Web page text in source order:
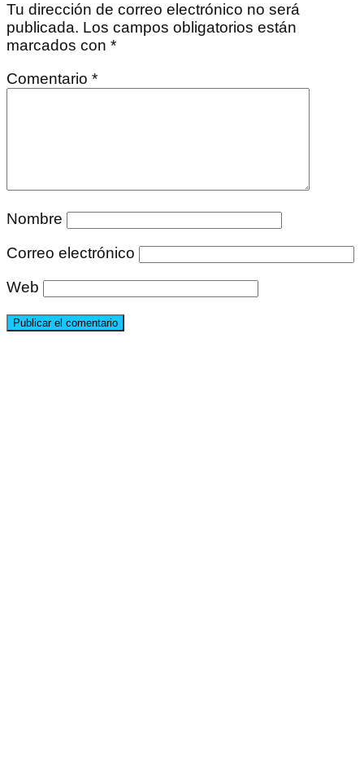
Tu dirección de correo electrónico no será
publicada. Los campos obligatorios están
marcados con *
Comentario *
Nombre
Correo electrónico
Web